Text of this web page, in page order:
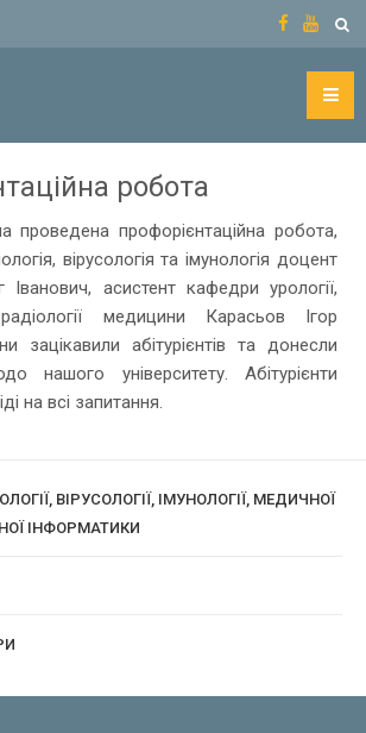
робота
проведена профорієнтаційна робота,
вірусологія та імунологія доцент
асистент кафедри урології,
медицини Карасьов Ігор
зацікавили абітурієнтів та донесли
нашого університету. Абітурієнти
на всі запитання.
ВІРУСОЛОГІЇ, ІМУНОЛОГІЇ, МЕДИЧНОЇ
ІНФОРМАТИКИ